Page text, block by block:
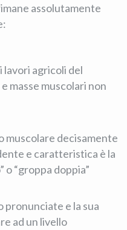
assolutamente
lavori agricoli del
masse muscolari non
muscolare decisamente
e caratteristica è la
o “groppa doppia”
pronunciate e la sua
ad un livello